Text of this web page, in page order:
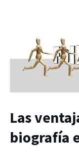
Las
biografía